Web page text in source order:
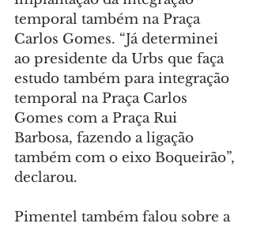
temporal também na Praça
Carlos Gomes. “Já determinei
ao presidente da Urbs que faça
estudo também para integração
temporal na Praça Carlos
Gomes com a Praça Rui
Barbosa, fazendo a ligação
também com o eixo Boqueirão”,
declarou.
Pimentel também falou sobre a